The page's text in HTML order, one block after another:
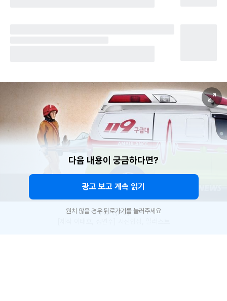
부상자(PG)
다음 내용이 궁금하다면?
광고 보고 계속 읽기
원치 않을 경우 뒤로가기를 눌러주세요